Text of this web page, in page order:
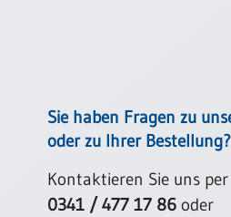
Jahreslosung
Restbestände
Sie haben Fragen zu
oder zu Ihrer Bestellung?
Kontaktieren Sie uns
0341 / 477 17 86 oder